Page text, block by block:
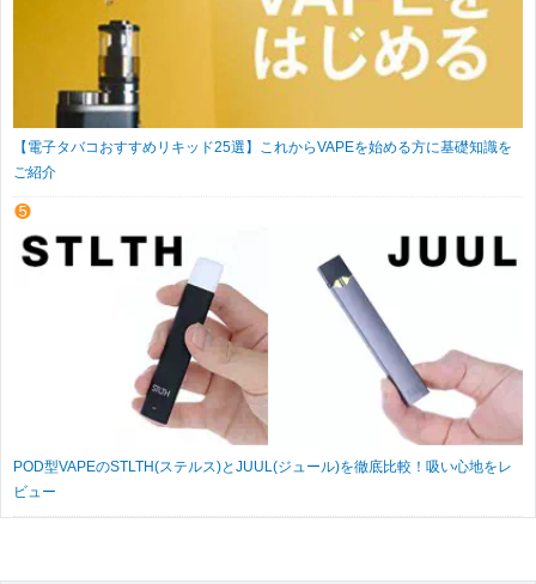
【電子タバコおすすめリキッド25選】これからVAPEを始める方に基礎知識を
ご紹介
POD型VAPEのSTLTH(ステルス)とJUUL(ジュール)を徹底比較！吸い心地をレ
ビュー